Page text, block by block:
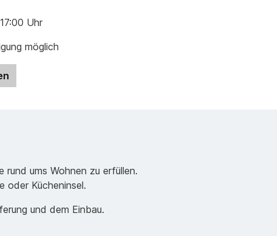
Uhr
möglich
ums Wohnen zu erfüllen.
oder Kücheninsel.
und dem Einbau.